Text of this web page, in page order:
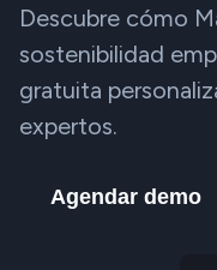
Descubre cómo
sostenibilidad
gratuita
expertos.
Agendar demo